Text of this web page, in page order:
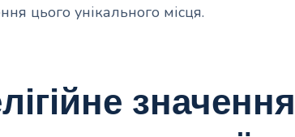
цього унікального місця.